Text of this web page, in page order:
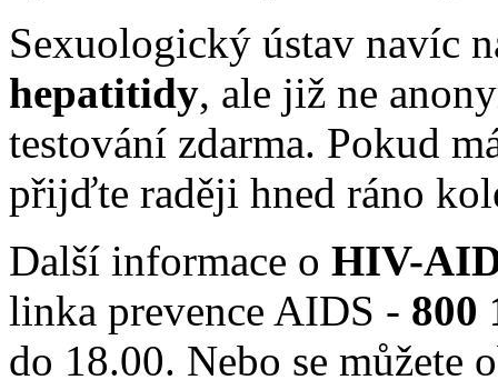
Sexuologický ústav navíc
hepatitidy, ale již ne
testování zdarma. Pokud
přijďte raději hned ráno
Další informace o HIV-
linka prevence AIDS - 800
do 18.00. Nebo se můžete